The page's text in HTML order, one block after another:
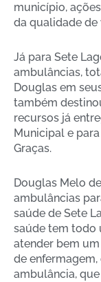
município,
da qualidade de
Já para Sete
ambulâncias,
Douglas em
também
recursos já
Municipal e
Graças.
Douglas Melo
ambulâncias
saúde de Sete
saúde tem todo
atender bem
de enfermagem,
ambulância,